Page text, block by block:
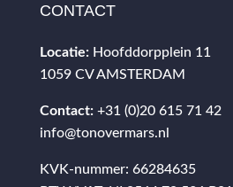
CONTACT
Locatie: Hoofddorpplein 11
1059 CV AMSTERDAM
Contact: +31 (0)20 615 71 42
info@tonovermars.nl
KVK-nummer: 66284635